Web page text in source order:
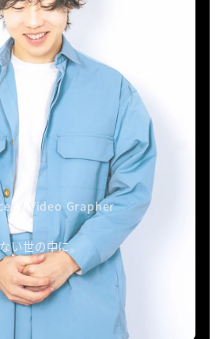
/ Video Grapher
い世の中に。